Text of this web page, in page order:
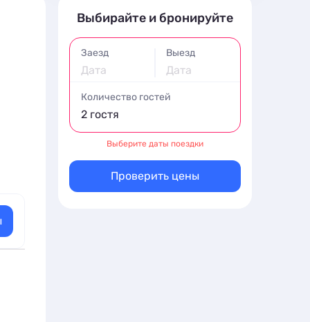
Выбирайте и бронируйте
Заезд
Дата
Выезд
Дата
Количество гостей
2 гостя
Выберите даты поездки
Проверить цены